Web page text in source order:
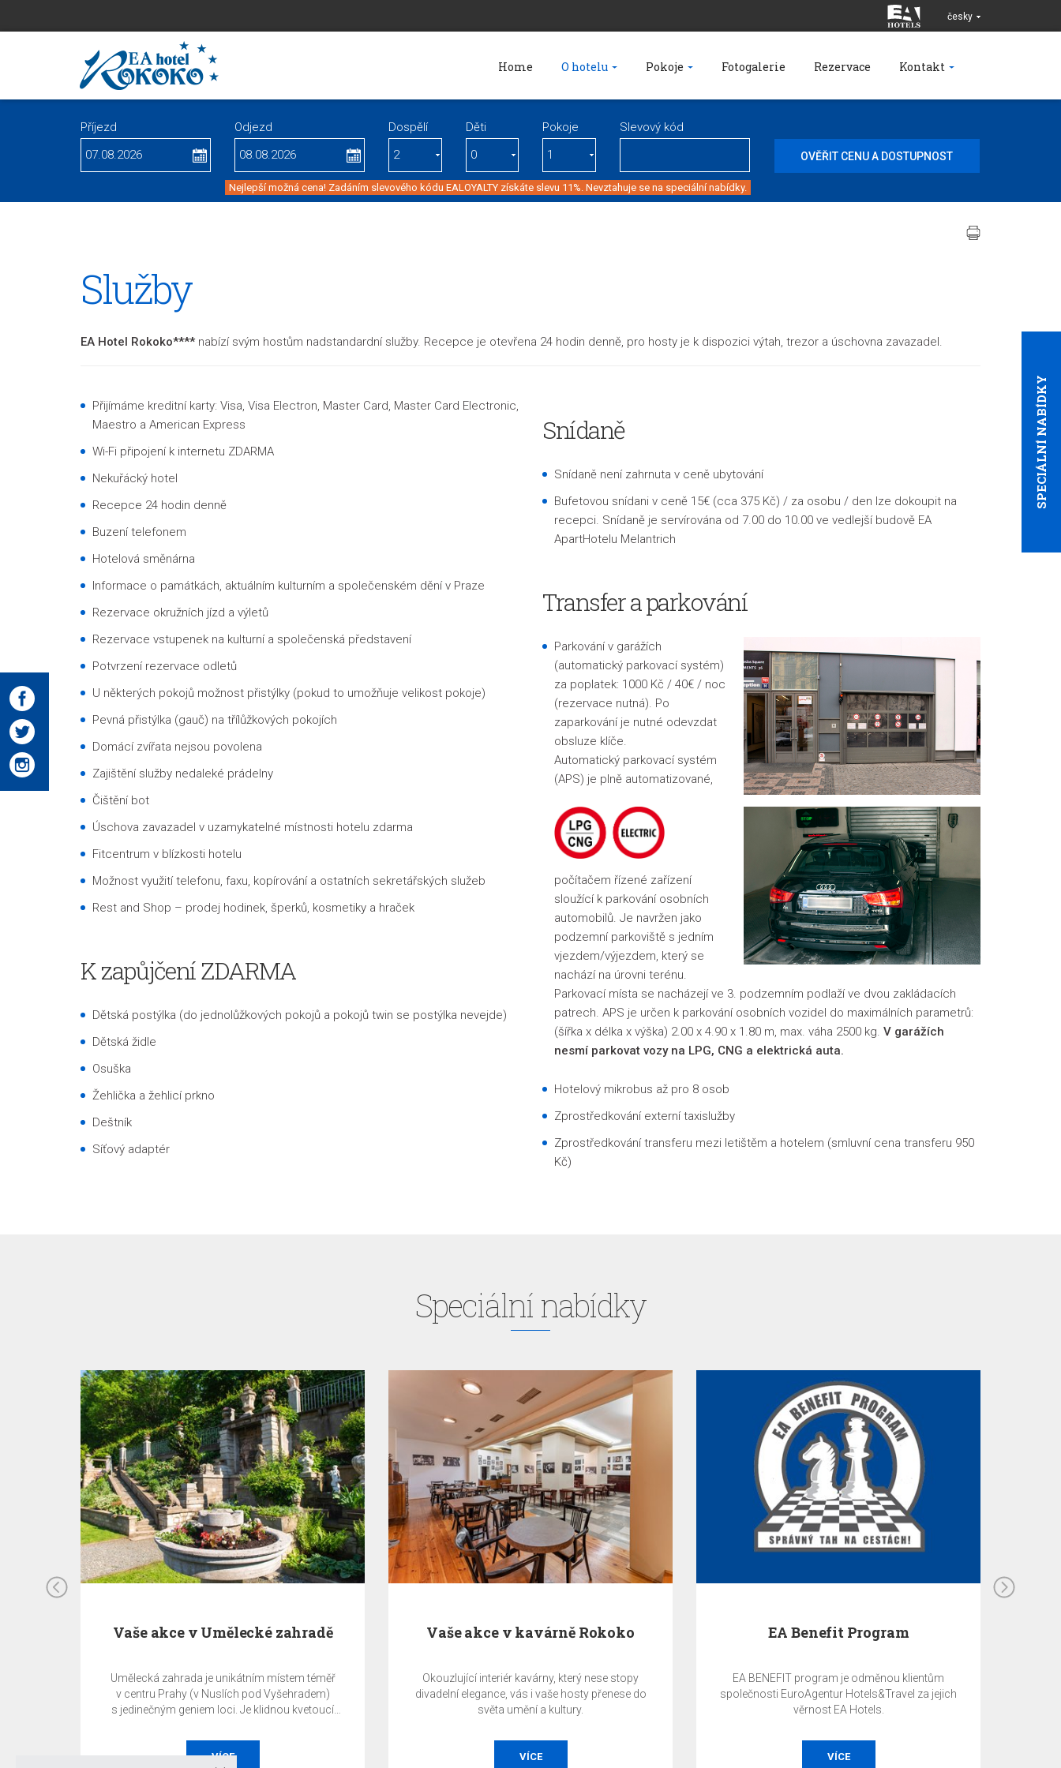
česky
Home O hotelu Pokoje Fotogalerie Rezervace Kontakt
Příjezd Odjezd Dospělí Děti Pokoje Slevový kód
Nejlepší možná cena! Zadáním slevového kódu EALOYALTY získáte slevu 11%. Nevztahuje se na speciální nabídky.
SPECIÁLNÍ NABÍDKY
Služby
EA Hotel Rokoko****nabízí svým hostům nadstandardní služby. Recepce je otevřena 24 hodin denně, pro hosty je k dispozici výtah, trezor a úschovna zavazadel.
Přijímáme kreditní karty: Visa, Visa Electron, Master Card, Master Card Electronic,
Maestro a American Express
Wi-Fi připojení k internetu ZDARMA
Nekuřácký hotel
Recepce 24 hodin denně
Buzení telefonem
Hotelová směnárna
Informace o památkách, aktuálním kulturním a společenském dění v Praze
Rezervace okružních jízd a výletů
Rezervace vstupenek na kulturní a společenská představení
Potvrzení rezervace odletů
U některých pokojů možnost přistýlky (pokud to umožňuje velikost pokoje)
Pevná přistýlka (gauč) na třílůžkových pokojích
Domácí zvířata nejsou povolena
Zajištění služby nedaleké prádelny
Čištění bot
Úschova zavazadel v uzamykatelné místnosti hotelu zdarma
Fitcentrum v blízkosti hotelu
Možnost využití telefonu, faxu, kopírování a ostatních sekretářských služeb
Rest and Shop – prodej hodinek, šperků, kosmetiky a hraček
K zapůjčení ZDARMA
Dětská postýlka (do jednolůžkových pokojů a pokojů twin se postýlka nevejde)
Dětská židle
Osuška
Žehlička a žehlicí prkno
Deštník
Síťový adaptér
Snídaně
Snídaně není zahrnuta v ceně ubytování
Bufetovou snídani v ceně 15€ (cca 375 Kč) / za osobu / den lze dokoupit na
recepci. Snídaně je servírována od 7.00 do 10.00 ve vedlejší budově EA
ApartHotelu Melantrich
Transfer a parkování
Parkování v garážích
(automatický parkovací systém)
za poplatek: 1000 Kč / 40€ / noc
(rezervace nutná). Po
zaparkování je nutné odevzdat
obsluze klíče.
Automatický parkovací systém
(APS) je plně automatizované,
počítačem řízené zařízení
sloužící k parkování osobních
automobilů. Je navržen jako
podzemní parkoviště s jedním
vjezdem/výjezdem, který se
nachází na úrovni terénu.
Parkovací místa se nacházejí ve 3. podzemním podlaží ve dvou zakládacích
patrech. APS je určen k parkování osobních vozidel do maximálních parametrů:
(šířka x délka x výška) 2.00 x 4.90 x 1.80 m, max. váha 2500 kg. V garážích
nesmí parkovat vozy na LPG, CNG a elektrická auta.
Hotelový mikrobus až pro 8 osob
Zprostředkování externí taxislužby
Zprostředkování transferu mezi letištěm a hotelem (smluvní cena transferu 950
Kč)
Speciální nabídky
Vaše akce v Umělecké zahradě
Umělecká zahrada je unikátním místem téměř
v centru Prahy (v Nuslích pod Vyšehradem)
s jedinečným geniem loci. Je klidnou kvetoucí
uspořádat svoji soukromou či firemní akci, ať již je
to svatba, garden party, konference, prezentace,
VÍCE
Vaše akce v kavárně Rokoko
Okouzlující interiér kavárny, který nese stopy
divadelní elegance, vás i vaše hosty přenese do
světa umění a kultury.
VÍCE
EA Benefit Program
EA BENEFIT program je odměnou klientům
společnosti EuroAgentur Hotels&Travel za jejich
věrnost EA Hotels.
VÍCE